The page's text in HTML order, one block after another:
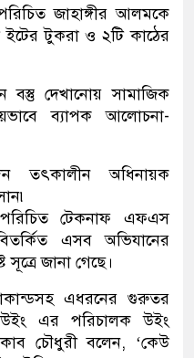
জাহাঙ্গীর আলমকে
ইটের টুকরা ও ২টি কাঠের
দেখানোয় সামাজিক
ব্যাপক আলোচনা-
তৎকালীন অধিনায়ক
পরিচিত টেকনাফ এফএস
এসব অভিযানের
সূত্রে জানা গেছে।
এধরনের গুরুতর
এর পরিচালক উইং
চৌধুরী বলেন, ‘কেউ